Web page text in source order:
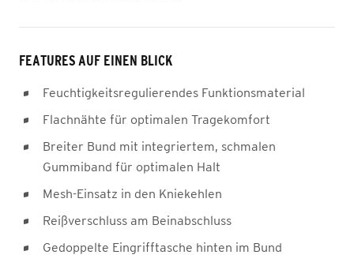
FEATURES AUF EINEN BLICK
Feuchtigkeitsregulierendes Funktionsmaterial
Flachnähte für optimalen Tragekomfort
Breiter Bund mit integriertem, schmalen
Gummiband für optimalen Halt
Mesh-Einsatz in den Kniekehlen
Reißverschluss am Beinabschluss
Gedoppelte Eingrifftasche hinten im Bund